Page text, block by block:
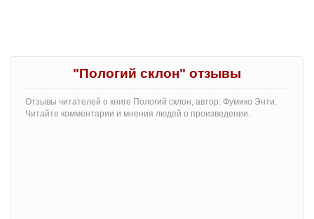
"Пологий склон" отзывы
Отзывы читателей о книге Пологий склон, автор: Фумико Энти.
Читайте комментарии и мнения людей о произведении.